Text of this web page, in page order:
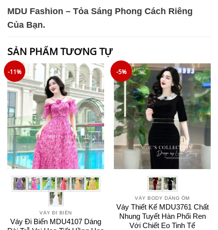
MDU Fashion – Tỏa Sáng Phong Cách Riêng
Của Bạn.
SẢN PHẨM TƯƠNG TỰ
-11%
VÁY ĐI BIỂN
Váy Đi Biển MDU4107 Dáng
-5%
VÁY BODY DÁNG ÔM
Váy Thiết Kế MDU3761 Chất
Nhung Tuyết Hàn Phối Ren
Với Chiết Eo Tinh Tế